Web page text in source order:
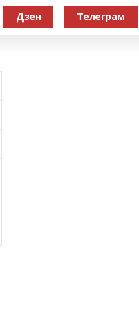
Дзен Телеграм